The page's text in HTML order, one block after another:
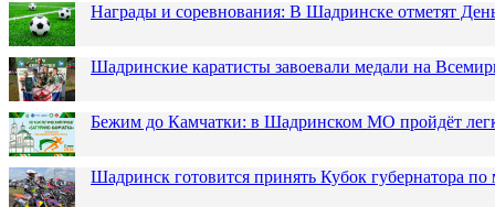
Награды и соревнования: В Шадринске отметят
Шадринские каратисты завоевали медали на
Бежим до Камчатки: в Шадринском МО пройдёт
Шадринск готовится принять Кубок губернатора по